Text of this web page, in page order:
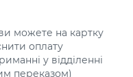
можете на картку
оплату
у відділенні
переказом)